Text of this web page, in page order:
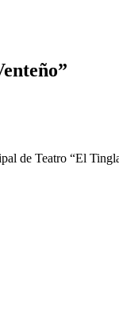
de Teatro “El